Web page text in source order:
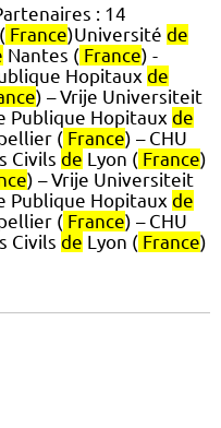
: 14
France)Université de
Nantes ( France) -
Hopitaux de
) – Vrije Universiteit
Publique Hopitaux de
( France) – CHU
Civils de Lyon ( France)
) – Vrije Universiteit
Publique Hopitaux de
( France) – CHU
Civils de Lyon ( France)